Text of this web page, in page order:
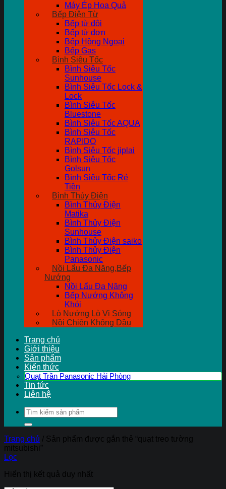
Máy Ép Hoa Quả
Bếp Điện Từ
Bếp từ đôi
Bếp từ đơn
Bếp Hồng Ngoại
Bếp Gas
Bình Siêu Tốc
Bình Siêu Tốc
Sunhouse
Bình Siêu Tốc Lock &
Lock
Bình Siêu Tốc
Bluestone
Bình Siêu Tốc AQUA
Bình Siêu Tốc
RAPIDO
Bình Siêu Tốc jiplai
Bình Siêu Tốc
Golsun
Bình Siêu Tốc Rẻ
Tiền
Bình Thủy Điện
Bình Thủy Điện
Matika
Bình Thủy Điện
Sunhouse
Bình Thủy Điện saiko
Bình Thủy Điện
Panasonic
Nồi Lẩu Đa Năng,Bếp
Nướng
Nồi Lẩu Đa Năng
Bếp Nướng Không
Khói
Lò Nướng Lò Vi Sóng
Nồi Chiên Không Dầu
Trang chủ
Giới thiệu
Sản phẩm
Kiến thức
Quạt Trần Panasonic Hải Phòng
Tin tức
Liên hệ
Tìm
kiếm:
Trang chủ / Sản phẩm được gắn thẻ “quạt treo tường
mitsubishi”
Lọc
Hiển thị kết quả duy nhất